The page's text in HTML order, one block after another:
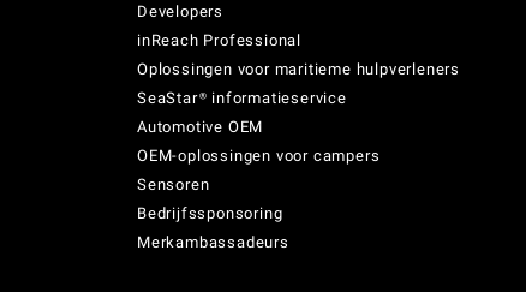
Developers
inReach Professional
Oplossingen voor maritieme hulpverleners
SeaStar® informatieservice
Automotive OEM
OEM-oplossingen voor campers
Sensoren
Bedrijfssponsoring
Merkambassadeurs